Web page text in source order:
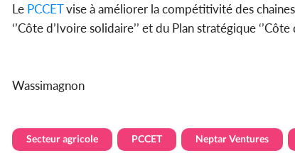
Le PCCETvise à améliorer la compétitivité des
‘’Côte d’Ivoire solidaire’’ et du Plan stratégique ‘’Côte
Wassimagnon
Secteur agricole PCCET Neptar Ventures